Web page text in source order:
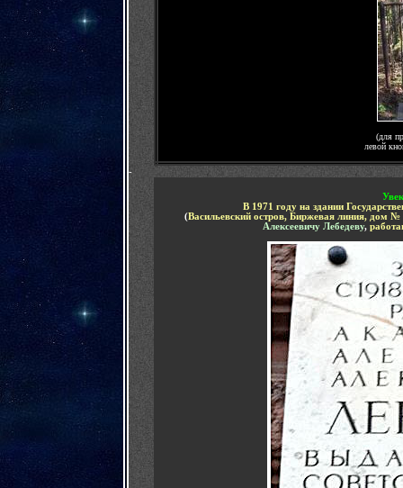
(для
левой
-
В 1971 году на здании
(Васильевский остров, Биржевая линия, дом №
Алексеевичу Лебедеву,